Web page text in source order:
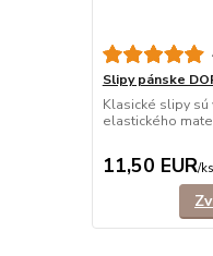
Slipy pánske
Klasické slipy
elastického
11,50 EUR/ks